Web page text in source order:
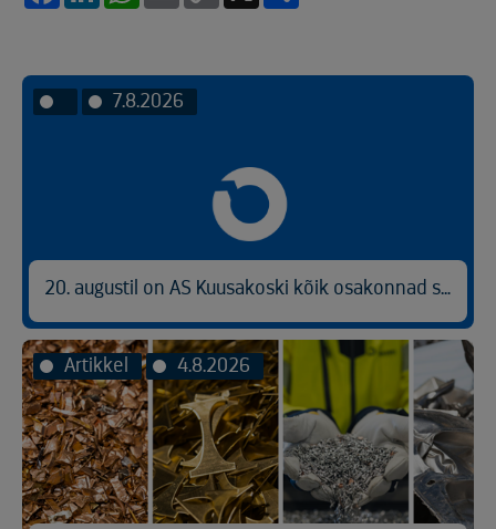
7.8.2026
20. augustil on AS Kuusakoski kõik osakonnad suletud
Artikkel 4.8.2026